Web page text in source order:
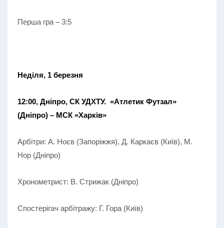
Перша гра – 3:5
Неділя, 1 березня
12:00, Дніпро, СК УДХТУ. «Атлетик Футзал»
(Дніпро) – МСК «Харків»
Арбітри: А. Ноєв (Запоріжжя), Д. Каркаєв (Київ), М.
Нор (Дніпро)
Хронометрист: В. Стрижак (Дніпро)
Спостерігач арбітражу: Г. Гора (Київ)